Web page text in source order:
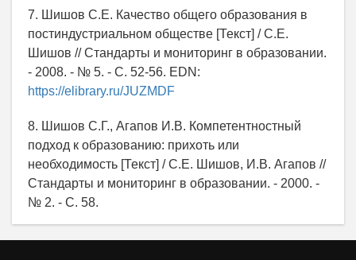
7. Шишов С.Е. Качество общего образования в
постиндустриальном обществе [Текст] / С.Е.
Шишов // Стандарты и мониторинг в образовании.
- 2008. - № 5. - С. 52-56. EDN:
https://elibrary.ru/JUZMDF
8. Шишов С.Г., Агапов И.В. Компетентностный
подход к образованию: прихоть или
необходимость [Текст] / С.Е. Шишов, И.В. Агапов //
Стандарты и мониторинг в образовании. - 2000. -
№ 2. - С. 58.